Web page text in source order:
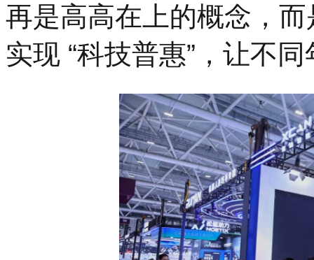
再是高高在上的概念，
实现 “科技普惠”，让不